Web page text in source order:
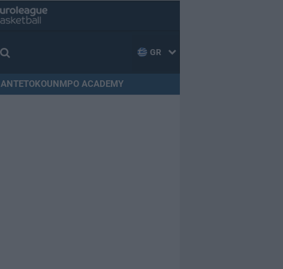
GR
ANTETOKOUNMPO ACADEMY